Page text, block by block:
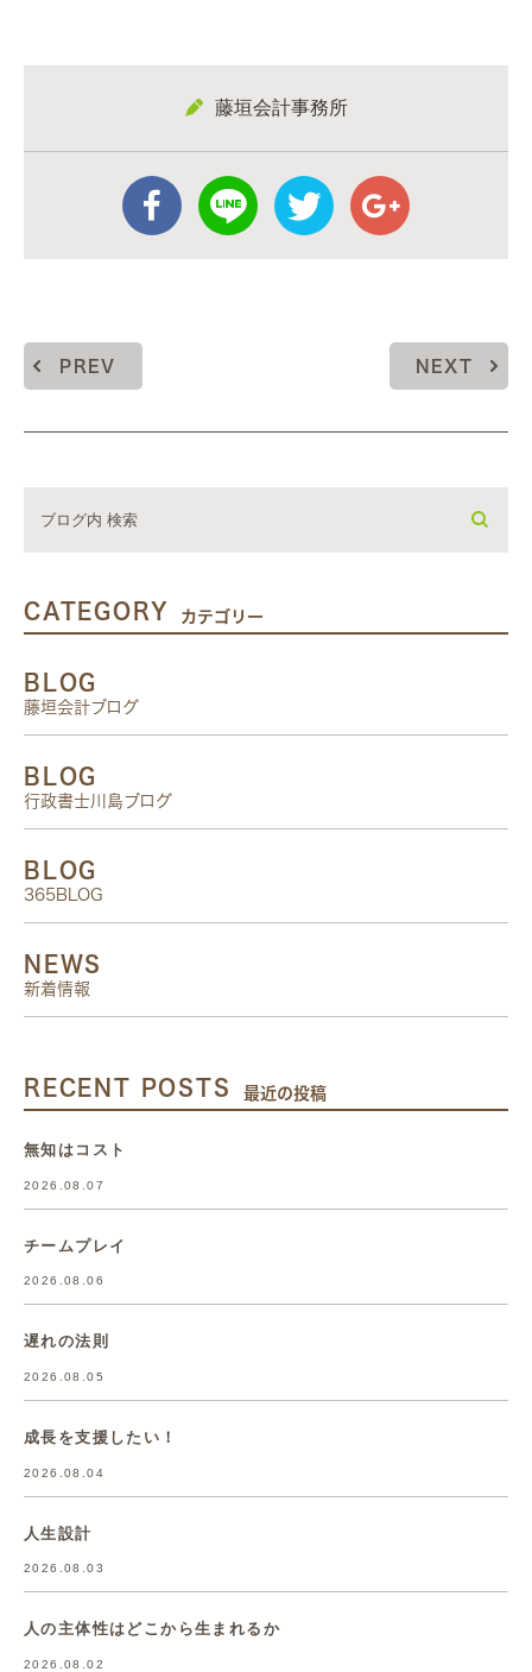
藤垣会計事務所
PREV NEXT
CATEGORY カテゴリー
BLOG
藤垣会計ブログ
BLOG
行政書士川島ブログ
BLOG
365BLOG
NEWS
新着情報
RECENT POSTS 最近の投稿
無知はコスト
2026.08.07
チームプレイ
2026.08.06
遅れの法則
2026.08.05
成長を支援したい！
2026.08.04
人生設計
2026.08.03
人の主体性はどこから生まれるか
2026.08.02